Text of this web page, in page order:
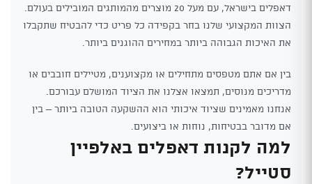
דאפלים בישראל, עם מעל 20 מוצרים מהמותגים המובילים בעולם.
הצוות המקצועי שלנו בחר בקפידה כל פריט כדי להבטיח שתקבלו
את האיכות הגבוהה ביותר במחירים ההוגנים ביותר.
בין אם אתם מטפסים מתחילים או מקצוענים, מטיילים חובבים או
מדריכים מנוסים, תמצאו אצלנו את הציוד המושלם עבורכם.
אנחנו מאמינים שציוד איכותי הוא ההשקעה הטובה ביותר – בין
אם מדובר בבטיחות, נוחות או ביצועים.
למה לקנות דאפלים באלפיין
סטייל?